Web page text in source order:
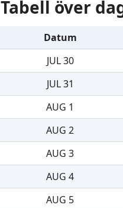
Tabell över
Datum
JUL 30
JUL 31
AUG 1
AUG 2
AUG 3
AUG 4
AUG 5